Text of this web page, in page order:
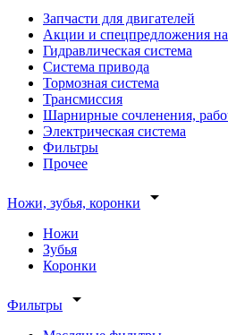
Запчасти для двигателей
Акции и спецпредложения на
Гидравлическая система
Система привода
Тормозная система
Трансмиссия
Шарнирные сочленения,
Электрическая система
Фильтры
Прочее
Ножи, зубья, коронки arrow_drop_down
Ножи
Зубья
Коронки
Фильтры arrow_drop_down